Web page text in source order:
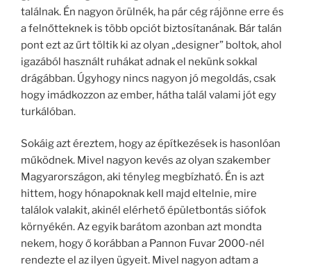
találnak. Én nagyon örülnék, ha pár cég rájönne erre és
a felnőtteknek is több opciót biztosítanának. Bár talán
pont ezt az űrt töltik ki az olyan „designer” boltok, ahol
igazából használt ruhákat adnak el nekünk sokkal
drágábban. Úgyhogy nincs nagyon jó megoldás, csak
hogy imádkozzon az ember, hátha talál valami jót egy
turkálóban.
Sokáig azt éreztem, hogy az építkezések is hasonlóan
működnek. Mivel nagyon kevés az olyan szakember
Magyarországon, aki tényleg megbízható. Én is azt
hittem, hogy hónapoknak kell majd eltelnie, mire
találok valakit, akinél elérhető épületbontás siófok
környékén. Az egyik barátom azonban azt mondta
nekem, hogy ő korábban a Pannon Fuvar 2000-nél
rendezte el az ilyen ügyeit. Mivel nagyon adtam a